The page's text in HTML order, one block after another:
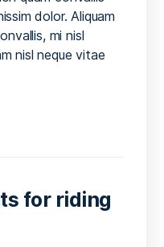
dolor. Aliquam
mi nisl
nisl neque vitae
for riding